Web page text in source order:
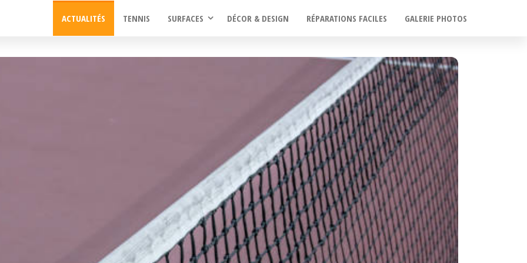
ACTUALITÉS TENNIS SURFACES DÉCOR & DESIGN RÉPARATIONS FACILES GALERIE PHOTOS